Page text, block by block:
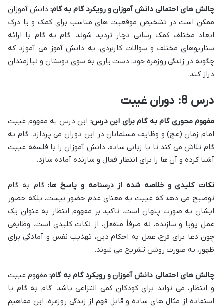
چالش های احتمالی دانش آموزان و رویکرد گام به گام: دانش آموزان
ممکن است در تشخیص موقعیت های مناسب برای کمک و یا درک
ابعاد مختلف کمک رسانی دچار تردید شوند. گام به گام با ارائه
سناریوهای مختلف و سوالات کاربردی، به دانش آموز می آموزد که
چگونه در زندگی روزمره خود، دست یاری به سوی دوستان و نیازمندان
دراز کند.
درس 8: دوران غیبت
مفهوم محوری گام به گام برای این درس: این درس به مفهوم غیبت
امام زمان (عج) و وظایف مسلمانان در این دوران می پردازد. گام به
گام تلاش می کند تا با زبانی ساده، دانش آموزان را با فلسفه غیبت
آشنا کرده و آن ها را برای انتظار فعال و سازنده آماده سازد.
نکات کلیدی و خلاصه شده از درسنامه و پاسخ ها:گام به گام
توضیح می دهد که غیبت به معنای عدم حضور نیست، بلکه حضور
ایشان به صورت پنهان است. تاکید بر مفهوم انتظار به عنوان یک
عمل پویا و سازنده، نه صرفاً منفعل، از نکات کلیدی است. وظایفی
چون دعا برای فرج، عمل به احکام دین، تهذیب نفس و آمادگی برای
ظهور، به صورت روشن تشریح می شوند.
چالش های احتمالی دانش آموزان و رویکرد گام به گام:مفهوم غیبت
و انتظار، می تواند برای کودکان کمی انتزاعی باشد. گام به گام با
استفاده از مثال های ساده و قابل فهم از زندگی روزمره، این مفاهیم